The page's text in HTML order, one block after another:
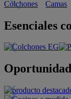
Esenciales